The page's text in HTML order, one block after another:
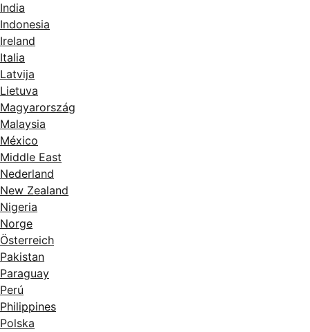
India
Indonesia
Ireland
Italia
Latvija
Lietuva
Magyarország
Malaysia
México
Middle East
Nederland
New Zealand
Nigeria
Norge
Österreich
Pakistan
Paraguay
Perú
Philippines
Polska